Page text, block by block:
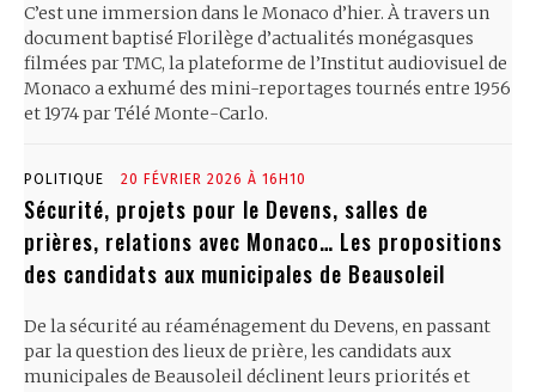
C’est une immersion dans le Monaco d’hier. À travers un
document baptisé Florilège d’actualités monégasques
filmées par TMC, la plateforme de l’Institut audiovisuel de
Monaco a exhumé des mini-reportages tournés entre 1956
et 1974 par Télé Monte-Carlo.
POLITIQUE 20 FÉVRIER 2026 À 16H10
Sécurité, projets pour le Devens, salles de
prières, relations avec Monaco… Les propositions
des candidats aux municipales de Beausoleil
De la sécurité au réaménagement du Devens, en passant
par la question des lieux de prière, les candidats aux
municipales de Beausoleil déclinent leurs priorités et